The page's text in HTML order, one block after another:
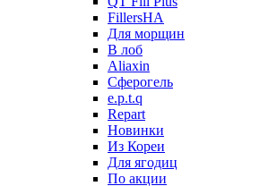
FillersHA
Для морщин
В лоб
Aliaxin
Сферогель
e.p.t.q
Repart
Новинки
Из Кореи
Для ягодиц
По акции